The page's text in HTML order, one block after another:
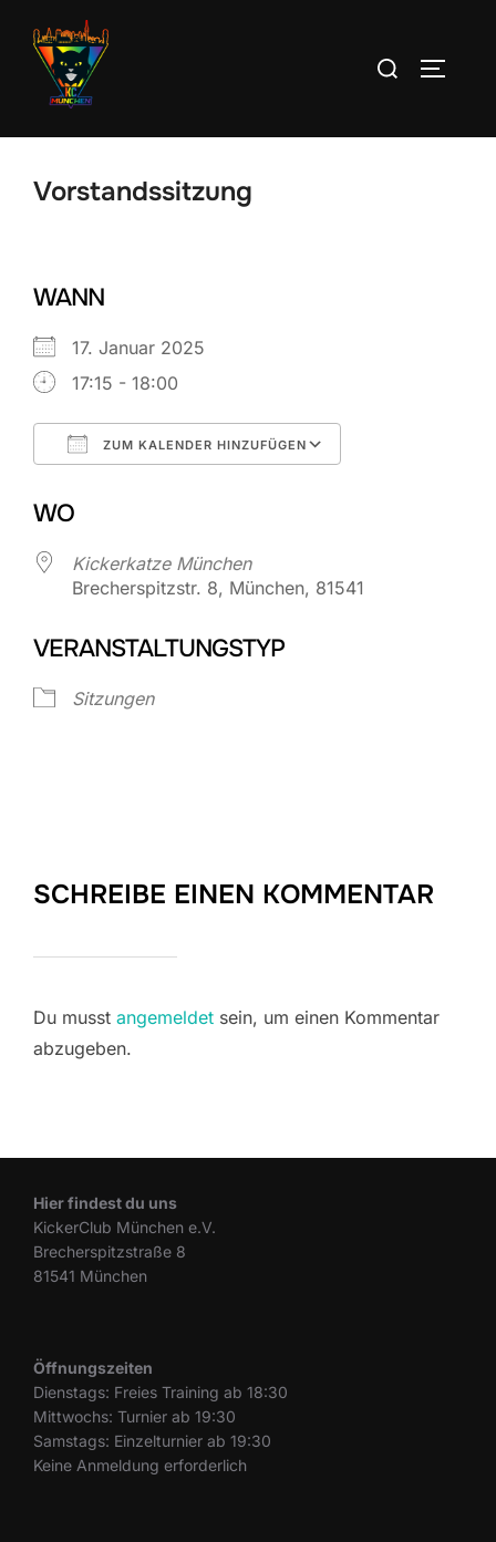
Inhalt
springen
Suchen
Vorstandssitzung
WANN
17. Januar 2025
17:15 - 18:00
ZUM KALENDER HINZUFÜGEN
WO
Kickerkatze München
Brecherspitzstr. 8, München, 81541
VERANSTALTUNGSTYP
Sitzungen
SCHREIBE EINEN KOMMENTAR
Du musst angemeldet sein, um einen Kommentar
abzugeben.
Hier findest du uns
KickerClub München e.V.
Brecherspitzstraße 8
81541 München
Öffnungszeiten
Dienstags: Freies Training ab 18:30
Mittwochs: Turnier ab 19:30
Samstags: Einzelturnier ab 19:30
Keine Anmeldung erforderlich